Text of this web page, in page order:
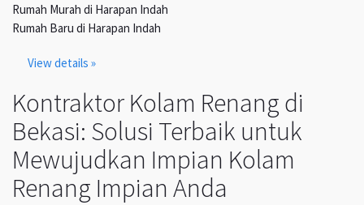
Rumah Murah di Harapan Indah
Rumah Baru di Harapan Indah
View details »
Kontraktor Kolam Renang di
Bekasi: Solusi Terbaik untuk
Mewujudkan Impian Kolam
Renang Impian Anda